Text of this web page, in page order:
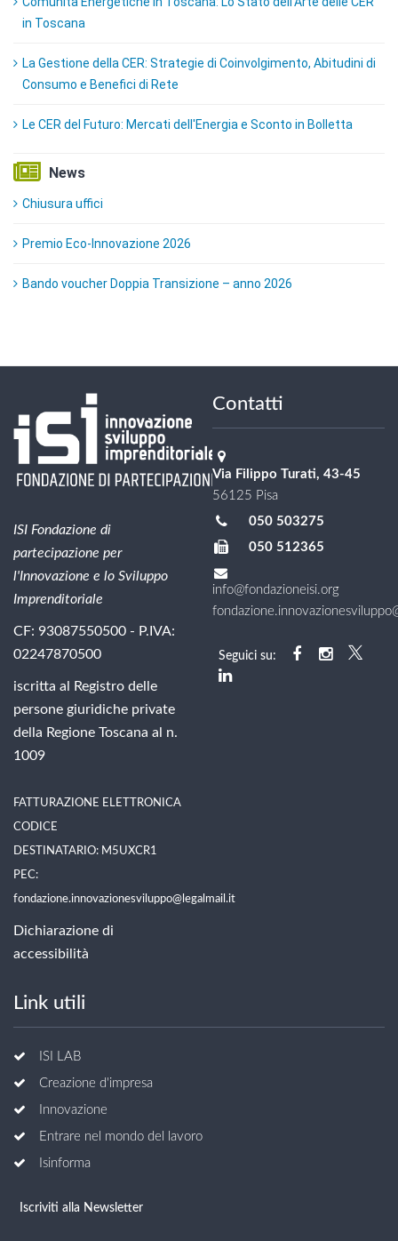
in Toscana
La Gestione della CER: Strategie di Coinvolgimento, Abitudini di
Consumo e Benefici di Rete
Le CER del Futuro: Mercati dell'Energia e Sconto in Bolletta
News
Chiusura uffici
Premio Eco-Innovazione 2026
Bando voucher Doppia Transizione – anno 2026
ISI Fondazione di
partecipazione per
l'Innovazione e lo Sviluppo
Imprenditoriale
CF: 93087550500 - P.IVA:
02247870500
iscritta al Registro delle
persone giuridiche private
della Regione Toscana al n.
1009
FATTURAZIONE ELETTRONICA
CODICE
DESTINATARIO: M5UXCR1
PEC:
fondazione.innovazionesviluppo@legalmail.it
Dichiarazione di
accessibilità
Contatti
Via Filippo Turati, 43-45
56125 Pisa
050 503275
050 512365
info@fondazioneisi.org
Seguici su:
Link utili
ISI LAB
Creazione d'impresa
Innovazione
Entrare nel mondo del lavoro
Isinforma
Iscriviti alla Newsletter